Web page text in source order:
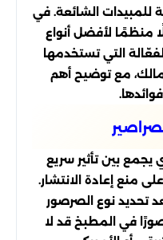
للمبيدات الشائعة. في
منظمًا لأفضل أنواع
التي تستخدمها
مع توضيح أهم
يجمع بين تأثير سريع
منع إعادة الانتشار.
تحديد نوع الصرصور
في المطبخ قد لا